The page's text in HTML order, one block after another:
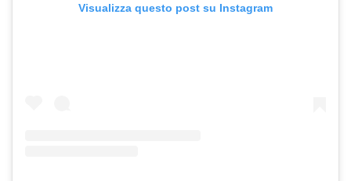
Visualizza questo post su Instagram